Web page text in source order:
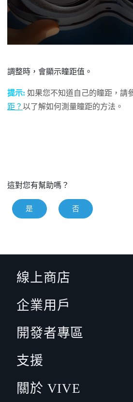
調整時，會顯示瞳距值。
提示: 如果您不知道自己的瞳距，請
距？ 以了解如何測量瞳距的方法。
這對您有幫助嗎？
是 否
線上商店
企業用戶
開發者專區
支援
關於 VIVE